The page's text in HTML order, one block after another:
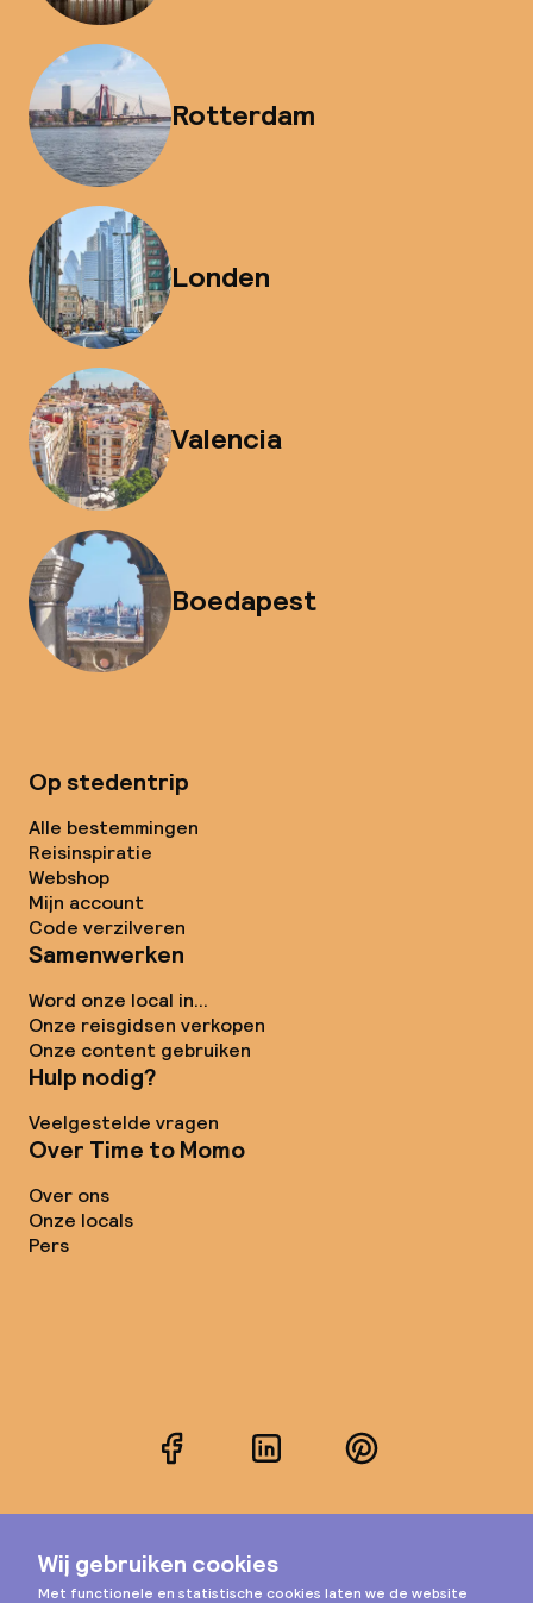
Rotterdam
Londen
Valencia
Boedapest
Op stedentrip
Alle bestemmingen
Reisinspiratie
Webshop
Mijn account
Code verzilveren
Samenwerken
Word onze local in...
Onze reisgidsen verkopen
Onze content gebruiken
Hulp nodig?
Veelgestelde vragen
Over Time to Momo
Over ons
Onze locals
Pers
FacebookLinkedInPinterest
Instagram